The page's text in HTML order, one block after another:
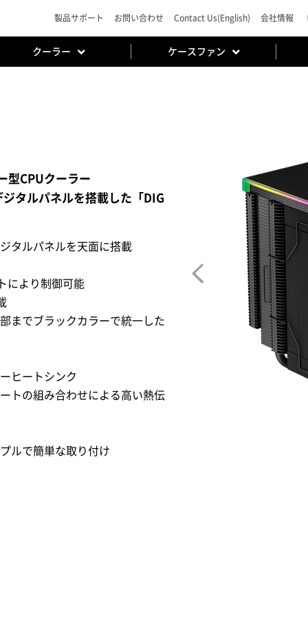
製品サポート お問い合わせ Contact Us(English) 会社情報
クーラー ケースファン
型CPUクーラー
タルパネルを搭載した「DIG
タルパネルを天面に搭載
により制御可能
までブラックカラーで統一した
ヒートシンク
トの組み合わせによる高い熱伝
ルで簡単な取り付け